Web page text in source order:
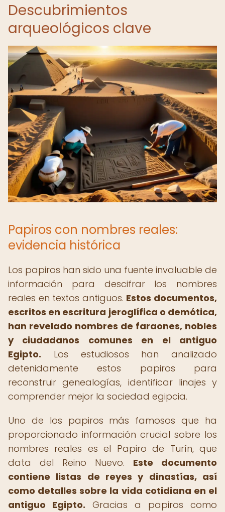
Descubrimientos
arqueológicos clave
Papiros con nombres reales:
evidencia histórica
Los papiros han sido una fuente invaluable de
información para descifrar los nombres
reales en textos antiguos. Estos documentos,
escritos en escritura jeroglífica o demótica,
han revelado nombres de faraones, nobles
y ciudadanos comunes en el antiguo
Egipto. Los estudiosos han analizado
detenidamente estos papiros para
reconstruir genealogías, identificar linajes y
comprender mejor la sociedad egipcia.
Uno de los papiros más famosos que ha
proporcionado información crucial sobre los
nombres reales es el Papiro de Turín, que
data del Reino Nuevo. Este documento
contiene listas de reyes y dinastías, así
como detalles sobre la vida cotidiana en el
antiguo Egipto. Gracias a papiros como